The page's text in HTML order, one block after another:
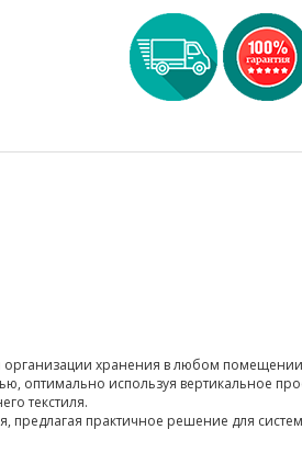
организации хранения в любом
оптимально используя вертикальное
текстиля.
практичное решение для